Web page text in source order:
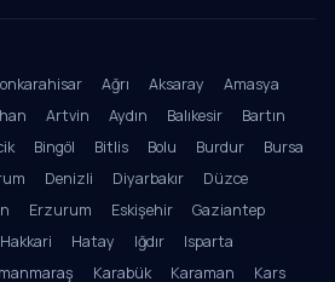
Ağrı Aksaray
Amasya
Artvin Aydın Balıkesir
Bartın
Bingöl Bitlis Bolu Burdur
Bursa
Denizli Diyarbakır
Düzce
Erzurum Eskişehir
Gaziantep
Hakkari Hatay Iğdır
Isparta
Karabük Karaman Kars